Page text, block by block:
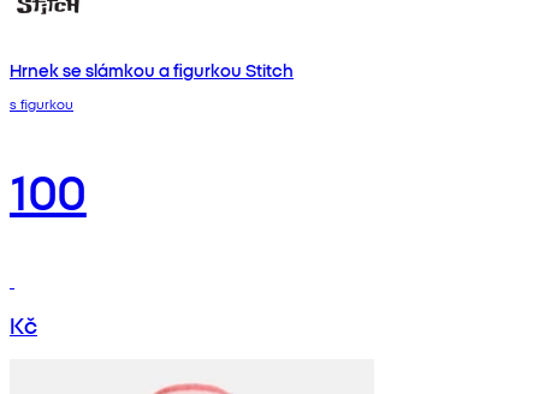
Hrnek se slámkou a figurkou Stitch
s figurkou
100
Kč